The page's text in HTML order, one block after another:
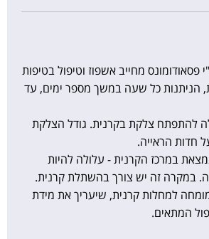
פסאודומונס מחייב אשפוז וטיפול בטיפות
הניתנות כל שעה במשך מספר ימים, עד
להתפתח צלקת בקרנית. גודל הצלקת
חדות הראייה.
במרכז הקרנית - עלולה להיות
במקרה זה יש צורך בהשתלת קרנית.
למחלות קרנית, שיעריך את מידת
המתאים.